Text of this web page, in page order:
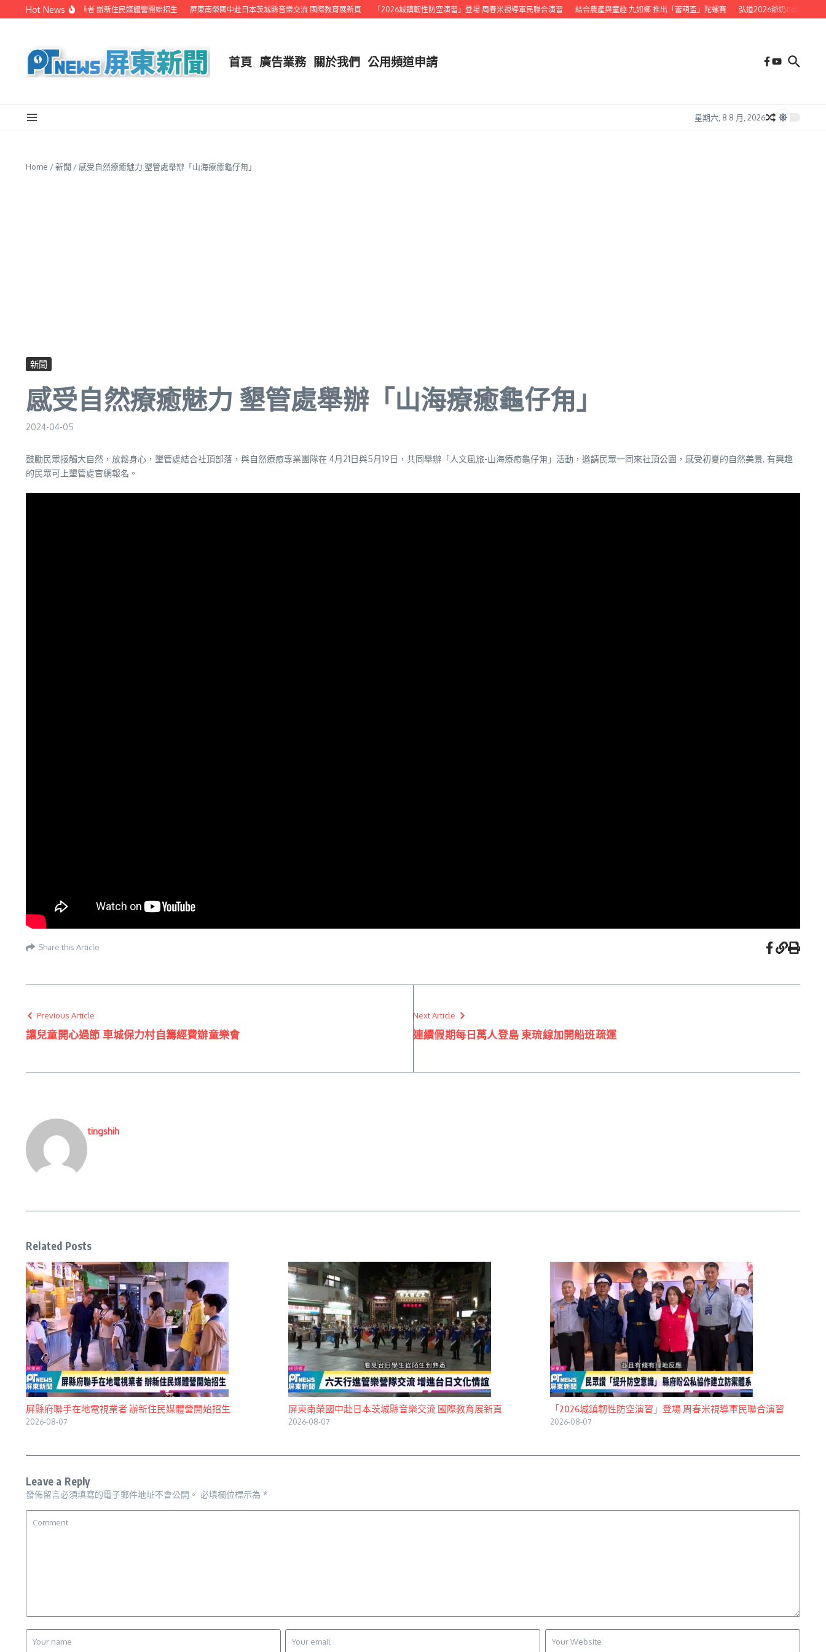
Skip to content
Hot News
屏縣府聯手在地電視業者 辦新住民媒體營開始招生 屏東南榮國中赴日本茨城縣音樂交流 國際教育展新頁 「2026城鎮韌性防空演習」登場 周春米視導軍民聯合演習 結合農產與童趣 九如鄉 推出「蕾萌盃」陀螺賽 弘道2026爺奶Color Walk健
首頁 廣告業務 關於我們 公用頻道申請
星期六, 8 8 月, 2026
Home /新聞 / 感受自然療癒魅力 墾管處舉辦「山海療癒龜仔甪」
新聞
感受自然療癒魅力 墾管處舉辦「山海療癒龜仔甪」
2024-04-05
鼓勵民眾接觸大自然，放鬆身心，墾管處結合社頂部落，與自然療癒專業團隊在 4月21日與5月19日，共同舉辦「人文風旅-山海療癒龜仔甪」活動，邀請民眾一同來社頂公園，感受初夏的自然美景, 有興趣
的民眾可上墾管處官網報名。
Share this Article
Previous Article
讓兒童開心過節 車城保力村自籌經費辦童樂會
Next Article
連續假期每日萬人登島 東琉線加開船班疏運
tingshih
Related Posts
屏縣府聯手在地電視業者 辦新住民媒體營開始招生
2026-08-07
屏東南榮國中赴日本茨城縣音樂交流 國際教育展新頁
2026-08-07
「2026城鎮韌性防空演習」登場 周春米視導軍民聯合演習
2026-08-07
Leave a Reply
發佈留言必須填寫的電子郵件地址不會公開。 必填欄位標示為 *